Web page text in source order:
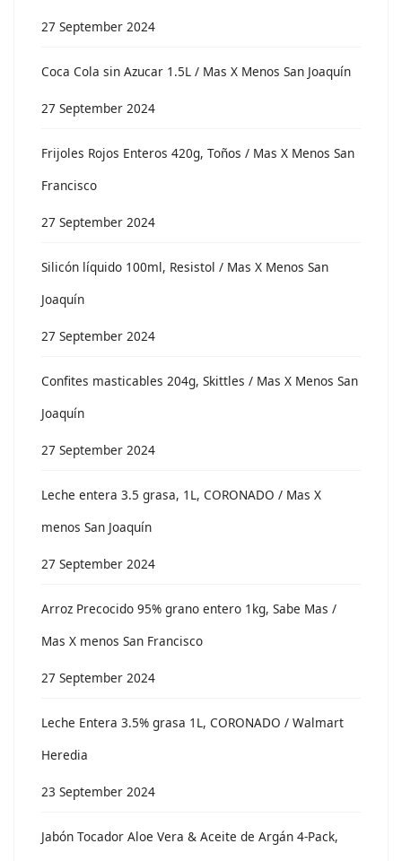
27 September 2024
Coca Cola sin Azucar 1.5L / Mas X Menos San Joaquín
27 September 2024
Frijoles Rojos Enteros 420g, Toños / Mas X Menos San
Francisco
27 September 2024
Silicón líquido 100ml, Resistol / Mas X Menos San
Joaquín
27 September 2024
Confites masticables 204g, Skittles / Mas X Menos San
Joaquín
27 September 2024
Leche entera 3.5 grasa, 1L, CORONADO / Mas X
menos San Joaquín
27 September 2024
Arroz Precocido 95% grano entero 1kg, Sabe Mas /
Mas X menos San Francisco
27 September 2024
Leche Entera 3.5% grasa 1L, CORONADO / Walmart
Heredia
23 September 2024
Jabón Tocador Aloe Vera & Aceite de Argán 4-Pack,